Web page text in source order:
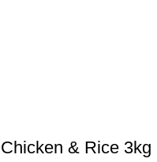
& Rice 3kg